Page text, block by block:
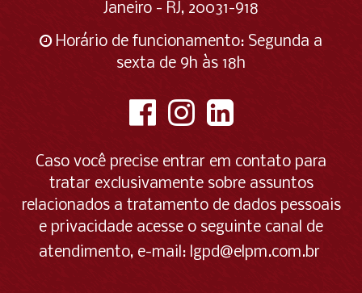
Janeiro - RJ, 20031-918
Horário de funcionamento: Segunda a
sexta de 9h às 18h
Caso você precise entrar em contato para
tratar exclusivamente sobre assuntos
relacionados a tratamento de dados pessoais
e privacidade acesse o seguinte canal de
atendimento, e-mail: lgpd@elpm.com.br